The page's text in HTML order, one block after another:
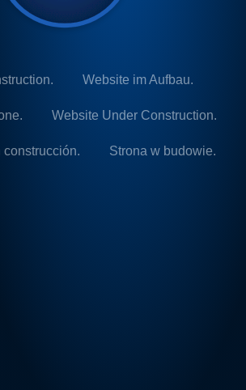
Website im Aufbau.
Website Under Construction.
construcción. Strona w budowie.